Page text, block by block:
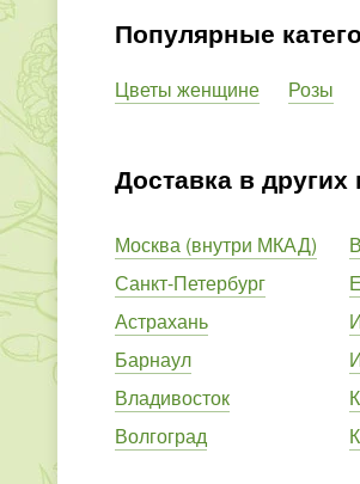
Популярные
Цветы женщине Розы
Доставка в других
Москва (внутри МКАД)
Санкт-Петербург
Астрахань
Барнаул
Владивосток
Волгоград